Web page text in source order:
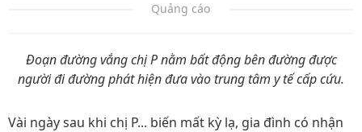
Quảng cáo
Đoạn đường vắng chị P nằm bất động bên đường được
người đi đường phát hiện đưa vào trung tâm y tế cấp cứu.
Vài ngày sau khi chị P... biến mất kỳ lạ, gia đình có nhận